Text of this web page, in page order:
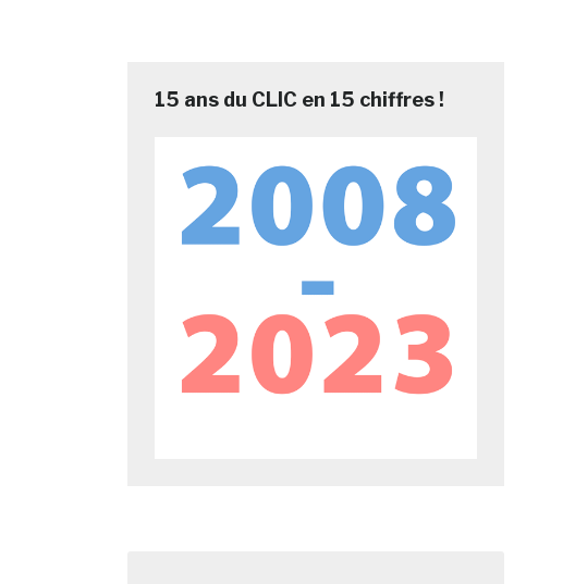
15 ans du CLIC en 15 chiffres !